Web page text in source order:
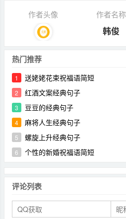
作者头像 作者名称
韩俊
热门推荐
1 送姥姥花束祝福语简短
2 红酒文案经典句子
3 豆豆的经典句子
4 麻将人生经典句子
5 螺旋上升经典句子
6 个性的新婚祝福语简短
评论列表